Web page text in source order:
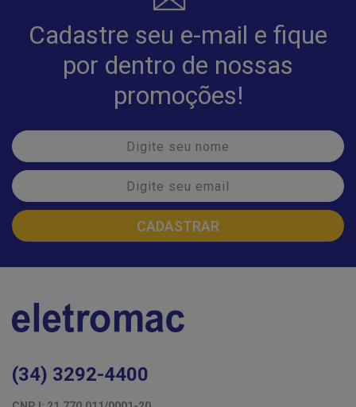
Cadastre seu e-mail e fique
por dentro de nossas
promoções!
(34) 3292-4400